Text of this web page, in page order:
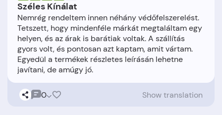
Széles Kínálat
Nemrég rendeltem innen néhány védőfelszerelést.
Tetszett, hogy mindenféle márkát megtaláltam egy
helyen, és az árak is barátiak voltak. A szállítás
gyors volt, és pontosan azt kaptam, amit vártam.
Egyedül a termékek részletes leírásán lehetne
0 Show translation